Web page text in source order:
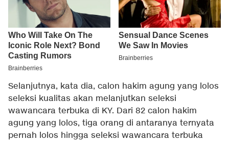
Selanjutnya, kata dia, calon hakim agung yang lolos
seleksi kualitas akan melanjutkan seleksi
wawancara terbuka di KY. Dari 82 calon hakim
agung yang lolos, tiga orang di antaranya ternyata
pernah lolos hingga seleksi wawancara terbuka